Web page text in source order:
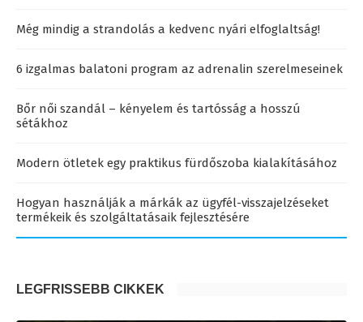
Még mindig a strandolás a kedvenc nyári elfoglaltság!
6 izgalmas balatoni program az adrenalin szerelmeseinek
Bőr női szandál – kényelem és tartósság a hosszú
sétákhoz
Modern ötletek egy praktikus fürdőszoba kialakításához
Hogyan használják a márkák az ügyfél-visszajelzéseket
termékeik és szolgáltatásaik fejlesztésére
LEGFRISSEBB CIKKEK